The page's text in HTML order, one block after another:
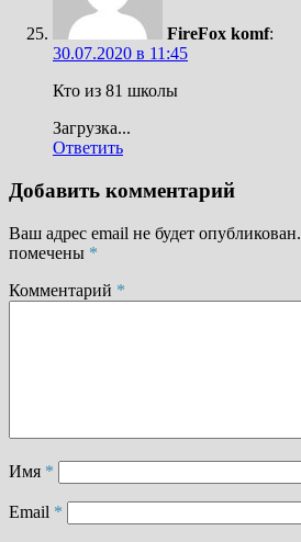
FireFox komf:
30.07.2020 в 11:45
Кто из 81 школы
Загрузка...
Ответить
Добавить комментарий
Ваш адрес email не будет опубликован.
помечены *
Комментарий *
Имя *
Email *